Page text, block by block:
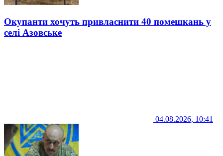
Окупанти хочуть привласнити 40 помешкань у
селі Азовське
04.08.2026, 10:41